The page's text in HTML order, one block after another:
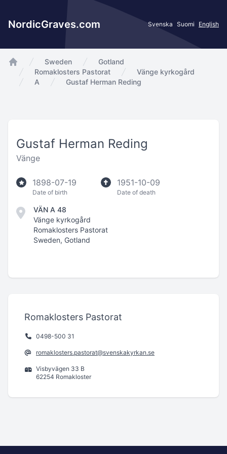
NordicGraves.com Svenska Suomi English
app.Start
Sweden
Gotland
Romaklosters Pastorat
Vänge kyrkogård
A
Gustaf Herman Reding
Gustaf Herman Reding
Vänge
1898-07-19
Date of birth
1951-10-09
Date of death
VÄN A 48
Vänge kyrkogård
Romaklosters Pastorat
Sweden, Gotland
Romaklosters Pastorat
0498-500 31
romaklosters.pastorat@svenskakyrkan.se
Visbyvägen 33 B
62254 Romakloster